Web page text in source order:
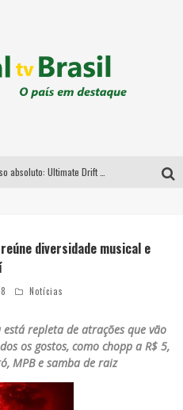
diversidade musical e
Notícias
repleta de atrações que vão
os gostos, como chopp a R$ 5,
MPB e samba de raiz